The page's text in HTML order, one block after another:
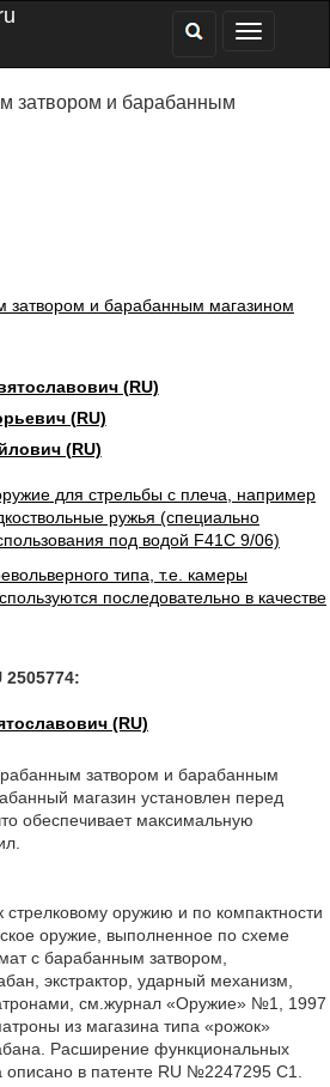
затвором и барабанным
(RU)
(RU)
(RU)
для стрельбы с плеча, например
ружья (специально
под водой F41C 9/06)
типа, т.е. камеры
последовательно в качестве
2505774:
(RU)
затвором и барабанным
магазин установлен перед
обеспечивает максимальную
стрелковому оружию и по компактности
оружие, выполненное по схеме
с барабанным затвором,
экстрактор, ударный механизм,
см.журнал «Оружие» №1, 1997
из магазина типа «рожок»
Расширение функциональных
описано в патенте RU №2247295 С1.